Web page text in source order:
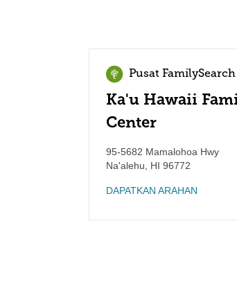
Pusat FamilySearch
Ka'u Hawaii
Center
95-5682 Mamalohoa Hwy
Na'alehu
HI 96772
DAPATKAN ARAHAN